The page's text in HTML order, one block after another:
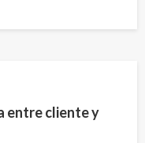
entre cliente y